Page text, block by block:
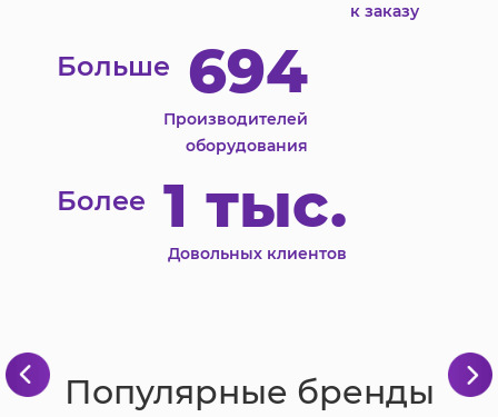
к заказу
Больше 694
Производителей
оборудования
Более 1 тыс.
Довольных клиентов
Популярные бренды